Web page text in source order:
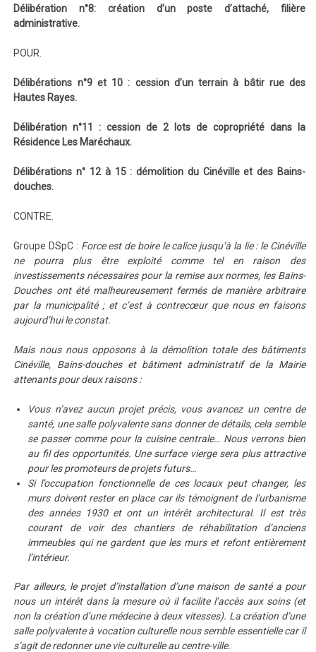
Délibération n°8: création d’un poste d’attaché, filière
administrative.
POUR.
Délibérations n°9 et 10 : cession d’un terrain à bâtir rue des
Hautes Rayes.
Délibération n°11 : cession de 2 lots de copropriété dans la
Résidence Les Maréchaux.
Délibérations n° 12 à 15 : démolition du Cinéville et des Bains-
douches.
CONTRE.
Groupe DSpC : Force est de boire le calice jusqu’à la lie : le Cinéville
ne pourra plus être exploité comme tel en raison des
investissements nécessaires pour la remise aux normes, les Bains-
Douches ont été malheureusement fermés de manière arbitraire
par la municipalité ; et c’est à contrecœur que nous en faisons
aujourd’hui le constat.
Mais nous nous opposons à la démolition totale des bâtiments
Cinéville, Bains-douches et bâtiment administratif de la Mairie
attenants pour deux raisons :
Vous n’avez aucun projet précis, vous avancez un centre de
santé, une salle polyvalente sans donner de détails, cela semble
se passer comme pour la cuisine centrale… Nous verrons bien
au fil des opportunités. Une surface vierge sera plus attractive
pour les promoteurs de projets futurs…
Si l’occupation fonctionnelle de ces locaux peut changer, les
murs doivent rester en place car ils témoignent de l’urbanisme
des années 1930 et ont un intérêt architectural. Il est très
courant de voir des chantiers de réhabilitation d’anciens
immeubles qui ne gardent que les murs et refont entièrement
l’intérieur.
Par ailleurs, le projet d’installation d’une maison de santé a pour
nous un intérêt dans la mesure où il facilite l’accès aux soins (et
non la création d’une médecine à deux vitesses). La création d’une
salle polyvalente à vocation culturelle nous semble essentielle car il
s’agit de redonner une vie culturelle au centre-ville.